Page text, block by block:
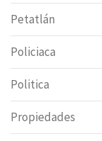
Petatlán
Policiaca
Politica
Propiedades